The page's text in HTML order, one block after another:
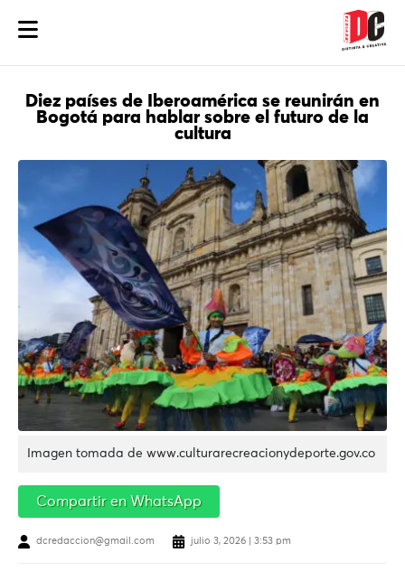
Diez países de Iberoamérica se reunirán en
Bogotá para hablar sobre el futuro de la
cultura
Imagen tomada de www.culturarecreacionydeporte.gov.co
Compartir en WhatsApp
dcredaccion@gmail.com julio 3, 2026 | 3:53 pm